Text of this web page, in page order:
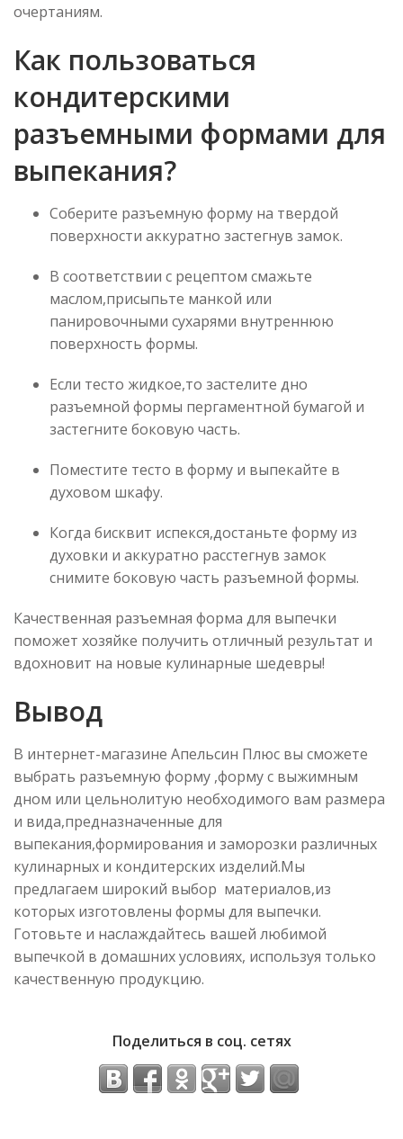
очертаниям.
Как пользоваться
кондитерскими
разъемными формами для
выпекания?
Соберите разъемную форму на твердой
поверхности аккуратно застегнув замок.
В соответствии с рецептом смажьте
маслом,присыпьте манкой или
панировочными сухарями внутреннюю
поверхность формы.
Если тесто жидкое,то застелите дно
разъемной формы пергаментной бумагой и
застегните боковую часть.
Поместите тесто в форму и выпекайте в
духовом шкафу.
Когда бисквит испекся,достаньте форму из
духовки и аккуратно расстегнув замок
снимите боковую часть разъемной формы.
Качественная разъемная форма для выпечки
поможет хозяйке получить отличный результат и
вдохновит на новые кулинарные шедевры!
Вывод
В интернет-магазине Апельсин Плюс вы сможете
выбрать разъемную форму ,форму с выжимным
дном или цельнолитую необходимого вам размера
и вида,предназначенные для
выпекания,формирования и заморозки различных
кулинарных и кондитерских изделий.Мы
предлагаем широкий выбор материалов,из
которых изготовлены формы для выпечки.
Готовьте и наслаждайтесь вашей любимой
выпечкой в домашних условиях, используя только
качественную продукцию.
Поделиться в соц. сетях